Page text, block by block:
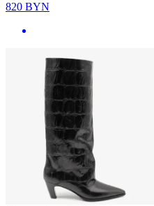
820 BYN